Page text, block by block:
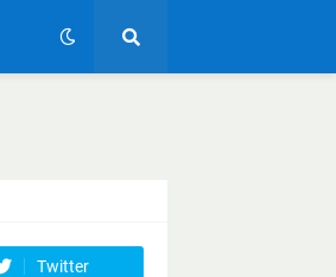
Twitter